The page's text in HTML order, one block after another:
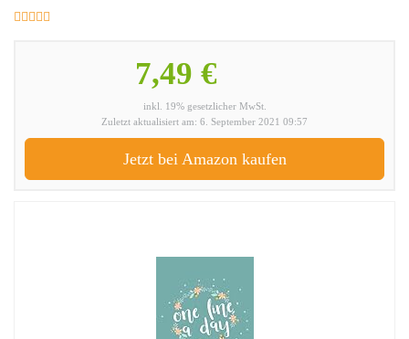
7,49 €
inkl. 19% gesetzlicher MwSt.
Zuletzt aktualisiert am: 6. September 2021 09:57
Jetzt bei Amazon kaufen